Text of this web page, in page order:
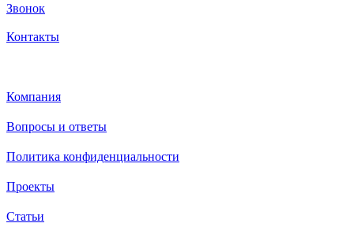
Звонок
Контакты
Компания
Вопросы и ответы
Политика конфиденциальности
Проекты
Статьи